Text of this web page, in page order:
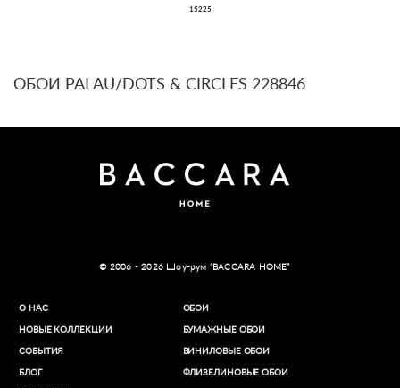
15225
ОБОИ PALAU/DOTS & CIRCLES 228846
© 2006 - 2026 Шоу-рум “BACCARA HOME”
О НАС
НОВЫЕ КОЛЛЕКЦИИ
СОБЫТИЯ
БЛОГ
ОБОИ
БУМАЖНЫЕ ОБОИ
ВИНИЛОВЫЕ ОБОИ​
ФЛИЗЕЛИНОВЫЕ ОБОИ